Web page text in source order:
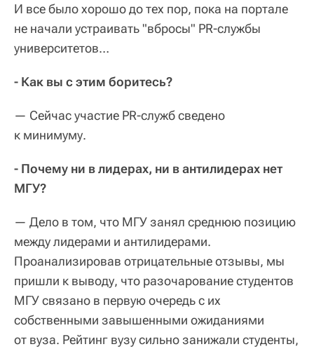
И все было хорошо до тех пор, пока на портале
не начали устраивать "вбросы" PR-службы
университетов…
- Как вы с этим боритесь?
— Сейчас участие PR-служб сведено
к минимуму.
- Почему ни в лидерах, ни в антилидерах нет
МГУ?
— Дело в том, что МГУ занял среднюю позицию
между лидерами и антилидерами.
Проанализировав отрицательные отзывы, мы
пришли к выводу, что разочарование студентов
МГУ связано в первую очередь с их
собственными завышенными ожиданиями
от вуза. Рейтинг вузу сильно занижали студенты,